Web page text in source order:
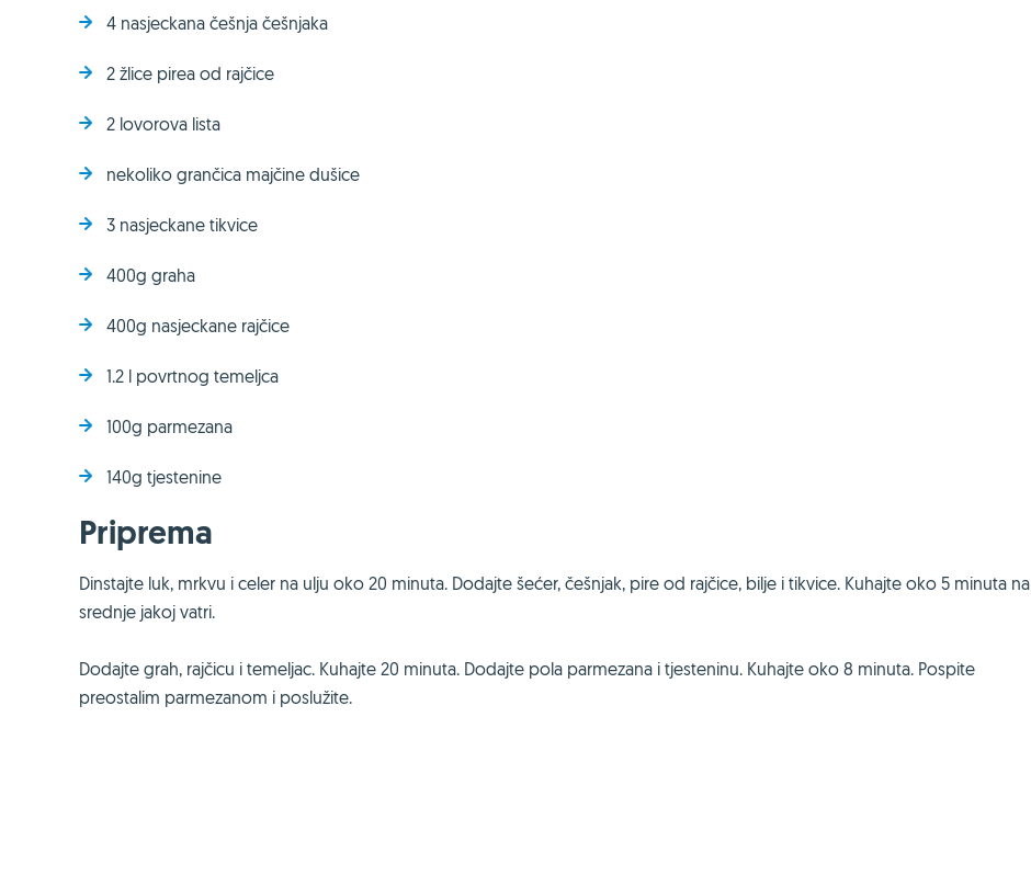
4 nasjeckana češnja češnjaka
2 žlice pirea od rajčice
2 lovorova lista
nekoliko grančica majčine dušice
3 nasjeckane tikvice
400g graha
400g nasjeckane rajčice
1.2 l povrtnog temeljca
100g parmezana
140g tjestenine
Priprema
Dinstajte luk, mrkvu i celer na ulju oko 20 minuta. Dodajte šećer, češnjak, pire od rajčice, bilje i tikvice. Kuhajte oko 5 minuta na
srednje jakoj vatri.
Dodajte grah, rajčicu i temeljac. Kuhajte 20 minuta. Dodajte pola parmezana i tjesteninu. Kuhajte oko 8 minuta. Pospite
preostalim parmezanom i poslužite.